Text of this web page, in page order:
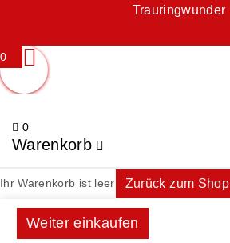
Trauringwunder
0
0
Warenkorb
Ihr Warenkorb ist leer Zurück zum Shop
Weiter einkaufen